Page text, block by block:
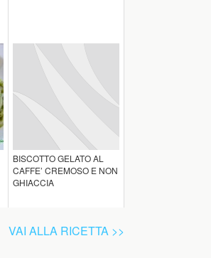
BISCOTTO GELATO AL
CAFFE’ CREMOSO E NON
GHIACCIA
VAI ALLA RICETTA >>